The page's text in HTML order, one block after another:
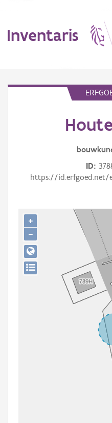
Inventaris
Gebeurtenis
Persoon of collectief
Downloads
ID
https://id.erfgoed.net/
+
−